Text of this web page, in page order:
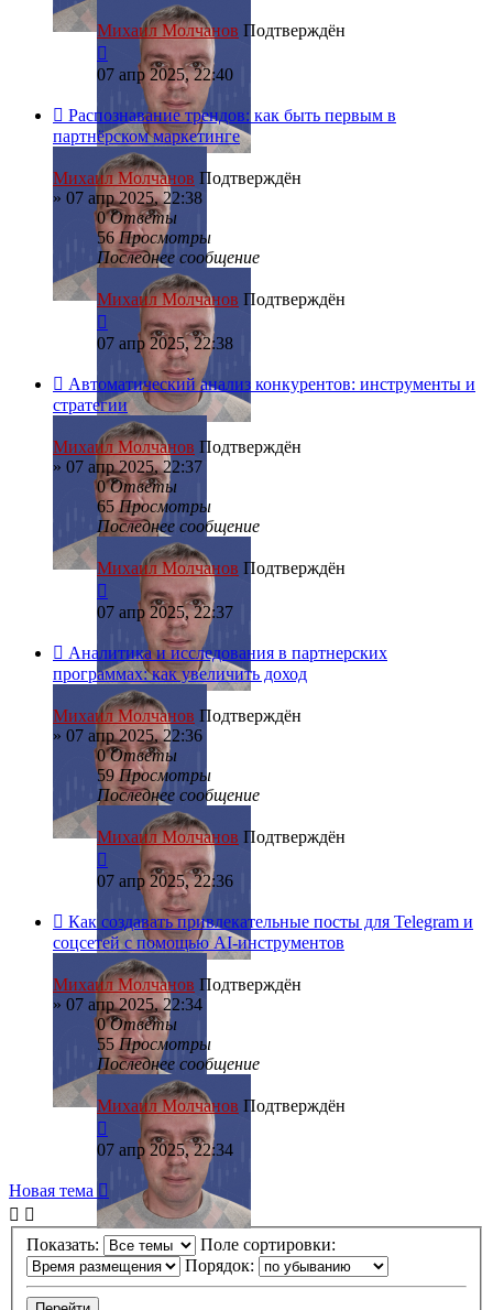
Михаил Молчанов Подтверждён
07 апр 2025, 22:40
Распознавание трендов: как быть первым в
партнёрском маркетинге
Михаил Молчанов Подтверждён
» 07 апр 2025, 22:38
0Ответы
56Просмотры
Последнее сообщение
Михаил Молчанов Подтверждён
07 апр 2025, 22:38
Автоматический анализ конкурентов: инструменты и
стратегии
Михаил Молчанов Подтверждён
» 07 апр 2025, 22:37
0Ответы
65Просмотры
Последнее сообщение
Михаил Молчанов Подтверждён
07 апр 2025, 22:37
Аналитика и исследования в партнерских
программах: как увеличить доход
Михаил Молчанов Подтверждён
» 07 апр 2025, 22:36
0Ответы
59Просмотры
Последнее сообщение
Михаил Молчанов Подтверждён
07 апр 2025, 22:36
Как создавать привлекательные посты для Telegram и
соцсетей с помощью AI-инструментов
Михаил Молчанов Подтверждён
» 07 апр 2025, 22:34
0Ответы
55Просмотры
Последнее сообщение
Михаил Молчанов Подтверждён
07 апр 2025, 22:34
Новая тема
Показать:
Поле сортировки:
Порядок: